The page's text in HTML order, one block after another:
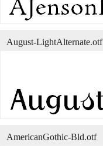
August-LightAlternate.otf
AmericanGothic-Bld.otf